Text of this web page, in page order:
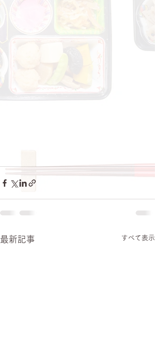
最新記事 すべて表示